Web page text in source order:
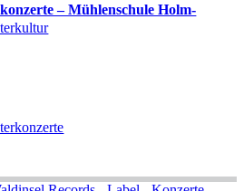
– Mühlenschule Holm-